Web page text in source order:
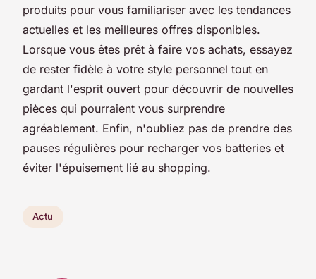
produits pour vous familiariser avec les tendances
actuelles et les meilleures offres disponibles.
Lorsque vous êtes prêt à faire vos achats, essayez
de rester fidèle à votre style personnel tout en
gardant l'esprit ouvert pour découvrir de nouvelles
pièces qui pourraient vous surprendre
agréablement. Enfin, n'oubliez pas de prendre des
pauses régulières pour recharger vos batteries et
éviter l'épuisement lié au shopping.
Actu